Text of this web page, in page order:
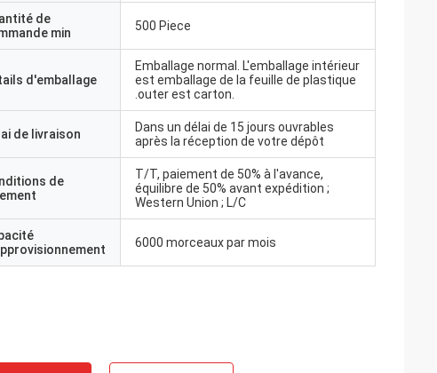
de
min
500 Piece
d'emballage
Emballage normal. L'emballage intérieur
est emballage de la feuille de plastique
.outer est carton.
de livraison
Dans un délai de 15 jours ouvrables
après la réception de votre dépôt
de
T/T, paiement de 50% à l'avance,
équilibre de 50% avant expédition ;
Western Union ; L/C
6000 morceaux par mois